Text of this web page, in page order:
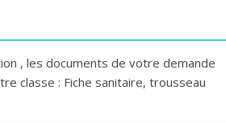
, les documents de votre demande
classe : Fiche sanitaire, trousseau